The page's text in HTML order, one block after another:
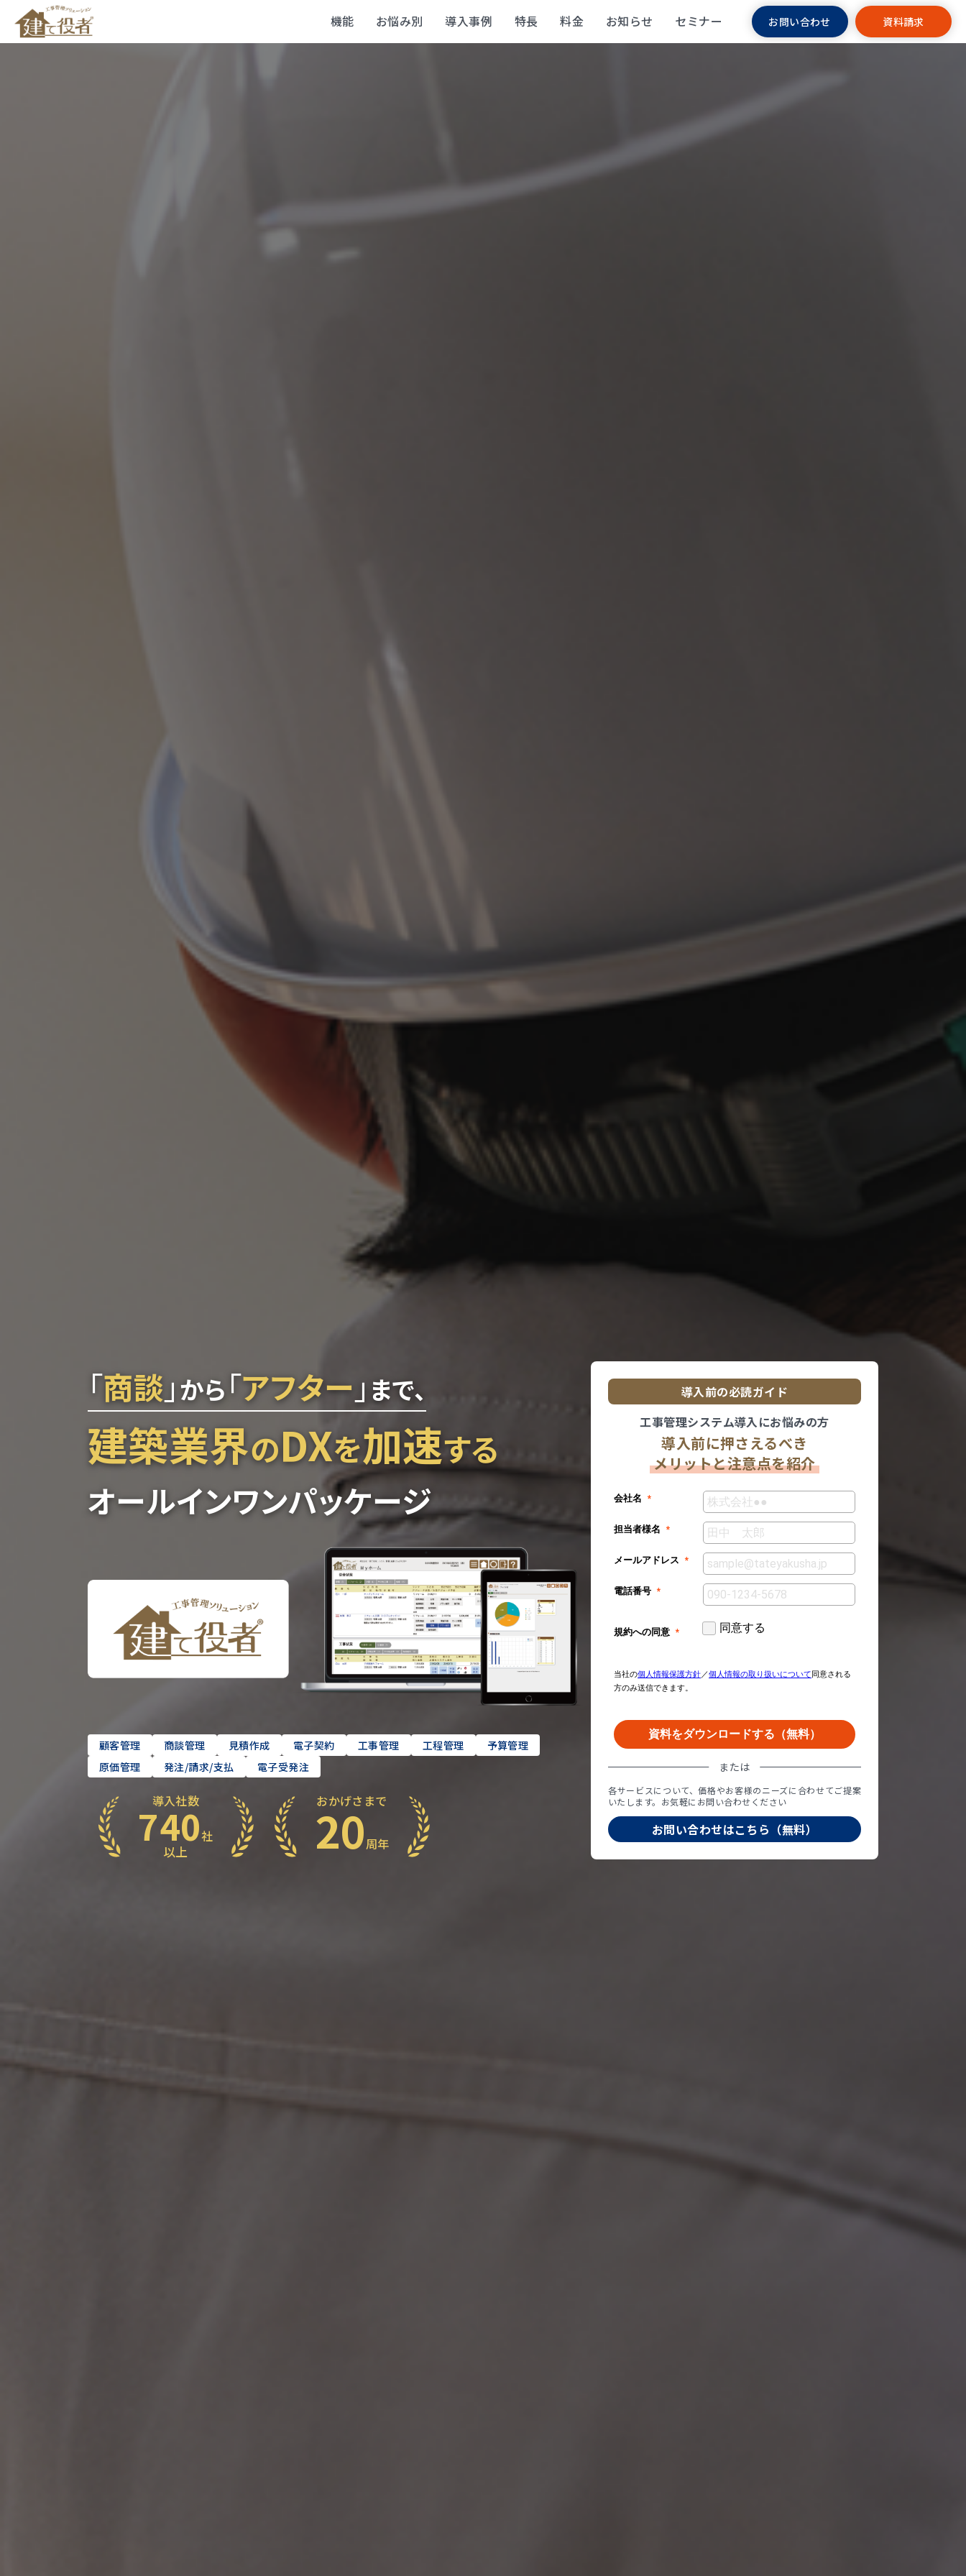
機能 お悩み別 導入事例 特長 料金 お知らせ セミナー お問い合わせ 資料請求
「商談 」から 「アフター 」 まで、
建築業界のDXを加速する
オールインワンパッケージ
顧客管理 商談管理 見積作成 電子契約 工事管理 工程管理
予算管理
原価管理
発注/請求/支払 電子受発注
導入社数
740社
以上
おかげさまで
20周年
導入前の必読ガイド
工事管理システム導入にお悩みの方
導入前に押さえるべき
メリットと注意点を紹介
または
各サービスについて、価格やお客様のニーズに合わせてご提案
いたします。お気軽にお問い合わせください
お問い合わせはこちら（無料）